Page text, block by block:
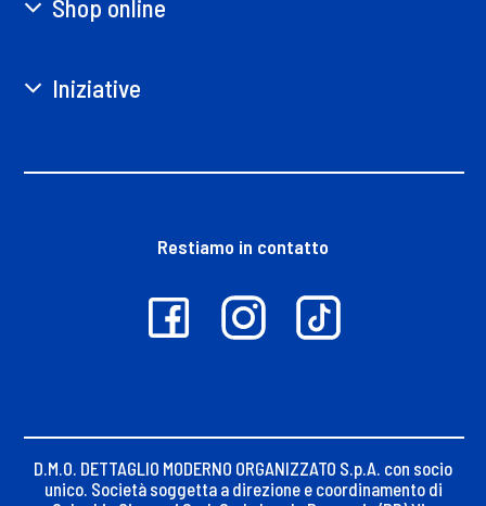
Shop online
Iniziative
Restiamo in contatto
D.M.O. DETTAGLIO MODERNO ORGANIZZATO S.p.A. con socio
unico. Società soggetta a direzione e coordinamento di